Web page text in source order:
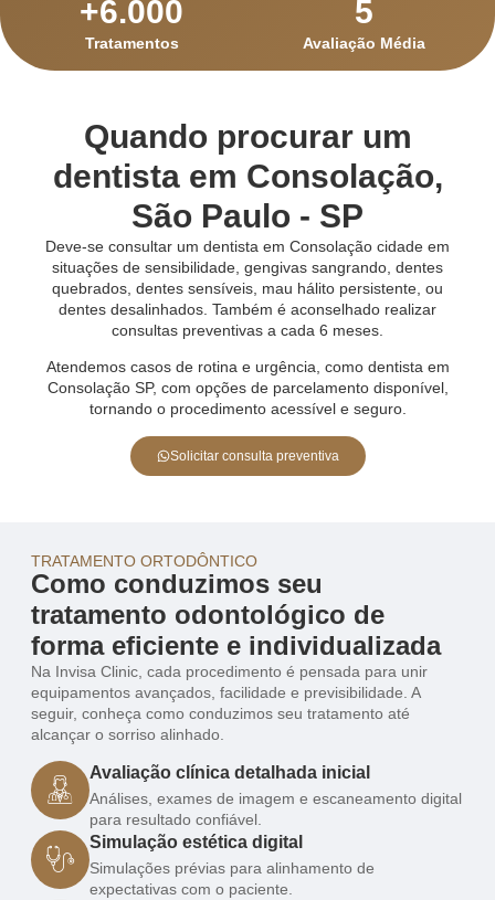
Tratamentos
+6.000
Avaliação Média
5
Quando procurar um
dentista em Consolação,
São Paulo - SP
Deve-se consultar um dentista em Consolação cidade em
situações de sensibilidade, gengivas sangrando, dentes
quebrados, dentes sensíveis, mau hálito persistente, ou
dentes desalinhados. Também é aconselhado realizar
consultas preventivas a cada 6 meses.
Atendemos casos de rotina e urgência, como dentista em
Consolação SP, com opções de parcelamento disponível,
tornando o procedimento acessível e seguro.
Solicitar consulta preventiva
TRATAMENTO ORTODÔNTICO
Como conduzimos seu
tratamento odontológico de
forma eficiente e individualizada
Na Invisa Clinic, cada procedimento é pensada para unir
equipamentos avançados, facilidade e previsibilidade. A
seguir, conheça como conduzimos seu tratamento até
alcançar o sorriso alinhado.
Avaliação clínica detalhada inicial
Análises, exames de imagem e escaneamento digital
para resultado confiável.
Simulação estética digital
Simulações prévias para alinhamento de
expectativas com o paciente.